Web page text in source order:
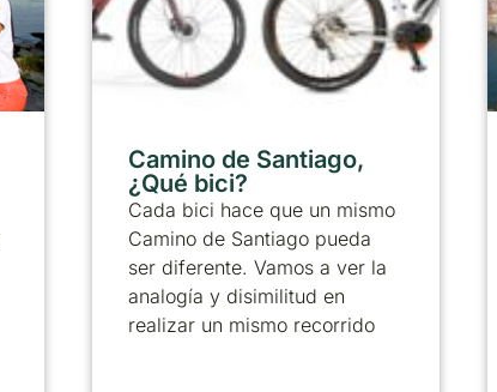
Camino de Santiago,
¿Qué bici?
Cada bici hace que un mismo
Camino de Santiago pueda
ser diferente. Vamos a ver la
analogía y disimilitud en
realizar un mismo recorrido